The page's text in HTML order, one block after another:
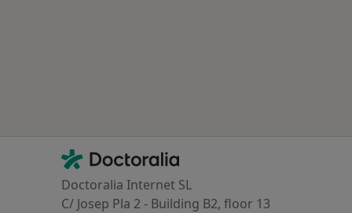
Contacto
Doctoralia - Página de inicio
Doctoralia Internet SL
C/ Josep Pla 2 - Building B2, floor 13